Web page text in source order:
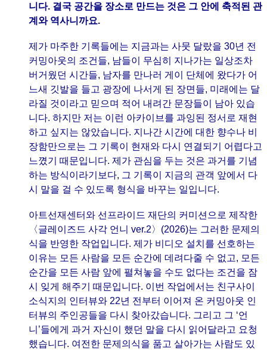
니다. 결국 공간을 장소로 만드는 것은 그 안에 축적된 관
계와 역사니까요.
제가 마주한 기록들에는 지금과는 사뭇 달랐을 30년 전
커밍아웃의 조건들, 남들이 무심히 지나가는 일상조차
버거웠던 시간들, 남자를 만나러 게이 단체에 왔다가 어
느새 깃발을 들고 광장에 나서게 된 장면들, 미래에는 달
라질 것이라고 믿으며 적어 내려간 문장들이 남아 있습
니다. 하지만 저는 이런 아카이브를 과잉된 정서로 재현
하고 싶지는 않았습니다. 지나간 시간에 대한 향수나 비
장함만으로는 그 기록이 현재와 다시 연결되기 어렵다고
느꼈기 때문입니다. 제가 관심을 두는 것은 과거를 기념
하는 방식이라기보다, 그 기록이 지금의 관객 앞에서 다
시 말을 걸 수 있도록 형식을 바꾸는 일입니다.
아트선재센터와 선프라이드 재단의 커미션으로 제작한
〈글레이즈드 사각 언니 ver.2〉(2026)는 그러한 문제의
식을 반영한 작업입니다. 제가 비디오 설치를 선호하는
이유는 모든 사람을 모든 순간에 데려다줄 수 없고, 모든
순간을 모든 사람 앞에 펼쳐놓을 수도 없다는 조건을 잠
시 잊게 해주기 때문입니다. 이번 작업에서는 친구사이
소식지의 인터뷰와 22년 전부터 이어져 온 커밍아웃 인
터뷰의 주인공들을 다시 찾아갔습니다. 그리고 그 ‘언
니’들에게 과거 자신이 했던 말을 다시 읽어달라고 요청
했습니다. 여전한 문제의식을 품고 살아가는 사람도 있